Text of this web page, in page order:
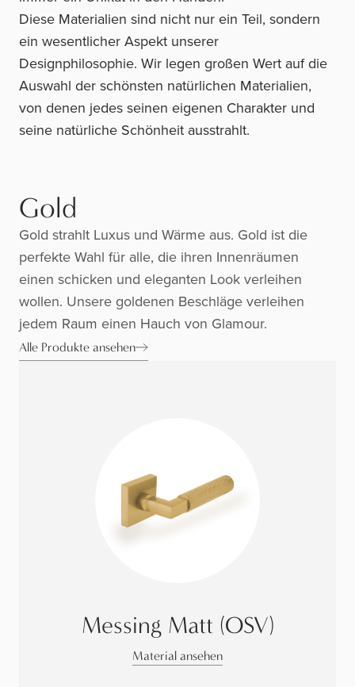
Diese Materialien sind nicht nur ein Teil, sondern
ein wesentlicher Aspekt unserer
Designphilosophie. Wir legen großen Wert auf die
Auswahl der schönsten natürlichen Materialien,
von denen jedes seinen eigenen Charakter und
seine natürliche Schönheit ausstrahlt.
Gold
Gold strahlt Luxus und Wärme aus. Gold ist die
perfekte Wahl für alle, die ihren Innenräumen
einen schicken und eleganten Look verleihen
wollen. Unsere goldenen Beschläge verleihen
jedem Raum einen Hauch von Glamour.
Alle Produkte ansehen
Messing Matt (OSV)
Material ansehen